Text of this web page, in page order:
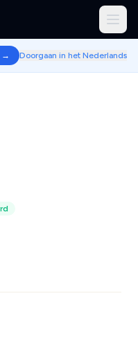
→ Doorgaan in het Nederlands